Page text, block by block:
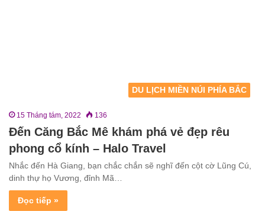
DU LỊCH MIỀN NÚI PHÍA BẮC
15 Tháng tám, 2022 136
Đến Căng Bắc Mê khám phá vẻ đẹp rêu
phong cổ kính – Halo Travel
Nhắc đến Hà Giang, bạn chắc chắn sẽ nghĩ đến cột cờ Lũng Cú,
dinh thự họ Vương, đỉnh Mã…
Đọc tiếp »